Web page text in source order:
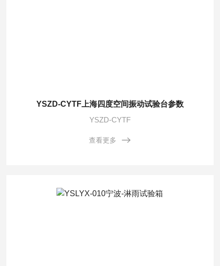
YSZD-CYTF上海四度空间振动试验台参数
YSZD-CYTF
查看更多